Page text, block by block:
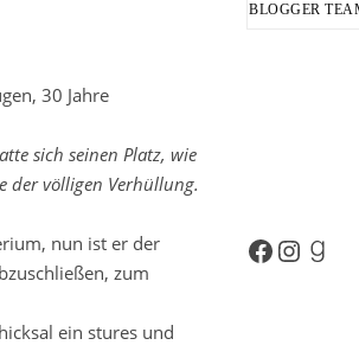
30 Jahre
sich seinen Platz, wie
der völligen Verhüllung.
nun ist er der
zum
ein stures und
BLOGGER
Facebook
Instagram